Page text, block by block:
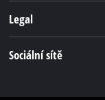
Systém akumulátorů
Legal
Sociální sítě